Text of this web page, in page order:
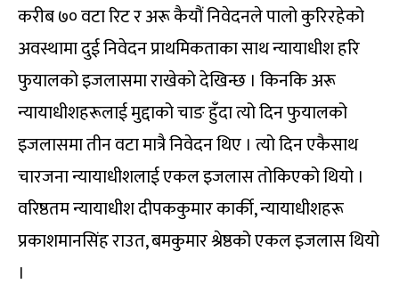
करीब ७० वटा रिट र अरू कैयौं निवेदनले पालो कुरिरहेको
अवस्थामा दुई निवेदन प्राथमिकताका साथ न्यायाधीश हरि
फुयालको इजलासमा राखेको देखिन्छ । किनकि अरू
न्यायाधीशहरूलाई मुद्दाको चाङ हुँदा त्यो दिन फुयालको
इजलासमा तीन वटा मात्रै निवेदन थिए । त्यो दिन एकैसाथ
चारजना न्यायाधीशलाई एकल इजलास तोकिएको थियो ।
वरिष्ठतम न्यायाधीश दीपककुमार कार्की, न्यायाधीशहरू
प्रकाशमानसिंह राउत, बमकुमार श्रेष्ठको एकल इजलास थियो
।